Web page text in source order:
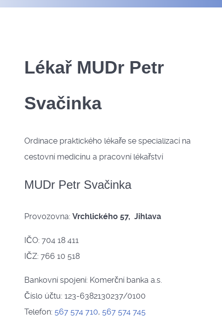
Lékař MUDr Petr
Svačinka
Ordinace praktického lékaře se specializací na
cestovní medicínu a pracovní lékařství
MUDr Petr Svačinka
Provozovna: Vrchlického 57, Jihlava
IČO: 704 18 411
IČZ: 766 10 518
Bankovní spojení: Komerční banka a.s.
Číslo účtu: 123-6382130237/0100
Telefon: 567 574 710, 567 574 745